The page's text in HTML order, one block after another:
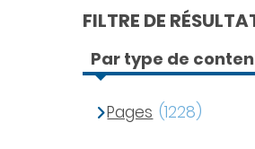
FILTRE DE
Par type de
Pages (1228)